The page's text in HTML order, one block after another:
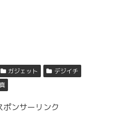
ガジェット
デジイチ
ポンサーリンク